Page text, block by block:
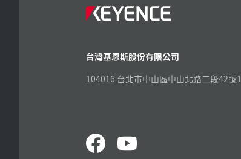
台灣基恩斯股份有限公司
104016 台北市中山區中山北路二段42號